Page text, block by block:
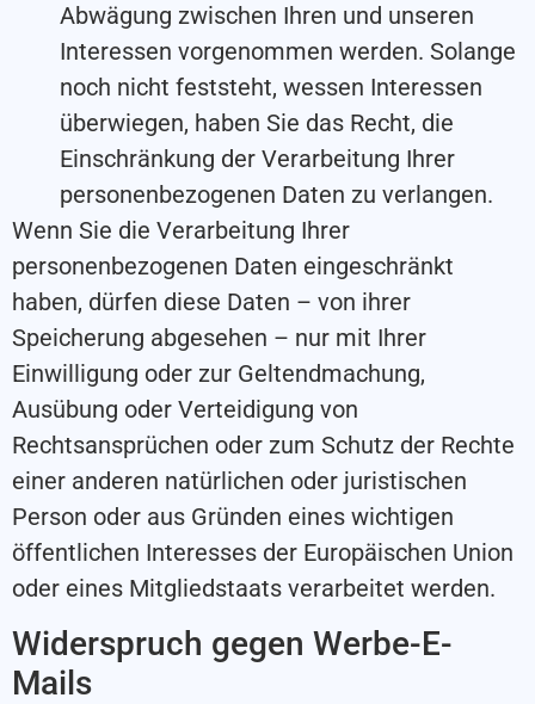
Abwägung zwischen Ihren und unseren
Interessen vorgenommen werden. Solange
noch nicht feststeht, wessen Interessen
überwiegen, haben Sie das Recht, die
Einschränkung der Verarbeitung Ihrer
personenbezogenen Daten zu verlangen.
Wenn Sie die Verarbeitung Ihrer
personenbezogenen Daten eingeschränkt
haben, dürfen diese Daten – von ihrer
Speicherung abgesehen – nur mit Ihrer
Einwilligung oder zur Geltendmachung,
Ausübung oder Verteidigung von
Rechtsansprüchen oder zum Schutz der Rechte
einer anderen natürlichen oder juristischen
Person oder aus Gründen eines wichtigen
öffentlichen Interesses der Europäischen Union
oder eines Mitgliedstaats verarbeitet werden.
Widerspruch gegen Werbe-E-
Mails